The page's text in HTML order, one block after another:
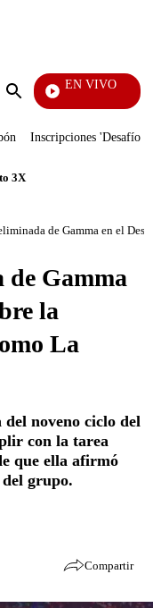
Enviar
EN VIVO
Inscripciones 'Desafío'
3X
de Gamma en el
de Gamma
la
La
noveno ciclo del
con la tarea
que ella afirmó
grupo.
Compartir